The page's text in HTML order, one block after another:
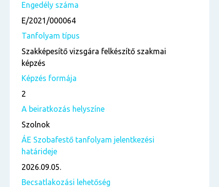
Engedély száma
E/2021/000064
Tanfolyam típus
Szakképesítő vizsgára felkészítő szakmai
képzés
Képzés formája
2
A beiratkozás helyszíne
Szolnok
ÁE Szobafestő tanfolyam jelentkezési
határideje
2026.09.05.
Becsatlakozási lehetőség